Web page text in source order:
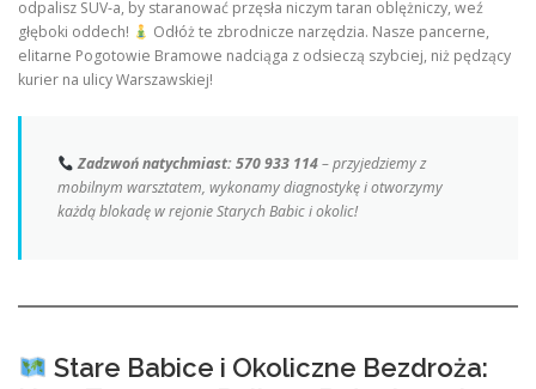
odpalisz SUV-a, by staranować przęsła niczym taran oblężniczy, weź
głęboki oddech!
Odłóż te zbrodnicze narzędzia. Nasze pancerne,
elitarne Pogotowie Bramowe nadciąga z odsieczą szybciej, niż pędzący
kurier na ulicy Warszawskiej!
Zadzwoń natychmiast: 570 933 114– przyjedziemy z
mobilnym warsztatem, wykonamy diagnostykę i otworzymy
każdą blokadę w rejonie Starych Babic i okolic!
Stare Babice i Okoliczne Bezdroża: